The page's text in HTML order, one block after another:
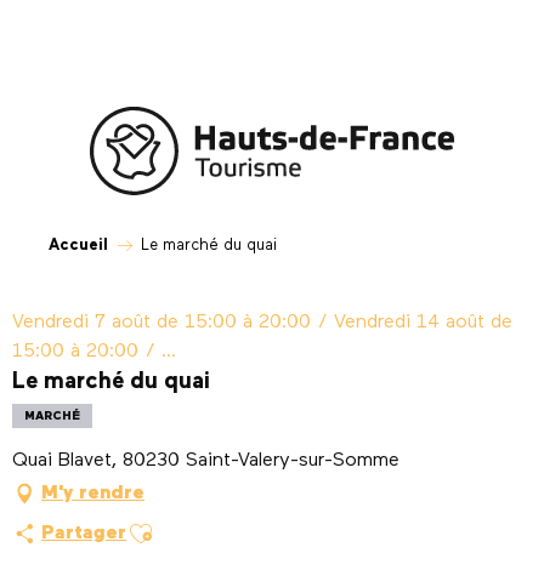
Accueil Le marché du quai
Vendredi 7 août de 15:00 à 20:00 / Vendredi 14 août de
15:00 à 20:00 / ...
Le marché du quai
MARCHÉ
Quai Blavet, 80230 Saint-Valery-sur-Somme
M'y rendre
Partager Ajouter aux favoris